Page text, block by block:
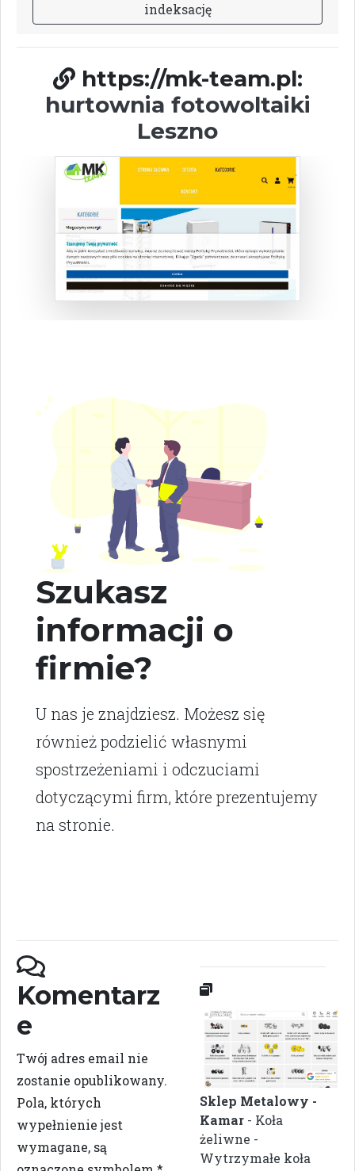
indeksację
https://mk-team.pl:
hurtownia fotowoltaiki
Leszno
Szukasz
informacji o
firmie?
U nas je znajdziesz. Możesz się
również podzielić własnymi
spostrzeżeniami i odczuciami
dotyczącymi firm, które prezentujemy
na stronie.
Komentarz
e
Twój adres email nie
zostanie opublikowany.
Pola, których
wypełnienie jest
wymagane, są
Sklep Metalowy -
Kamar - Koła
żeliwne -
Wytrzymałe koła